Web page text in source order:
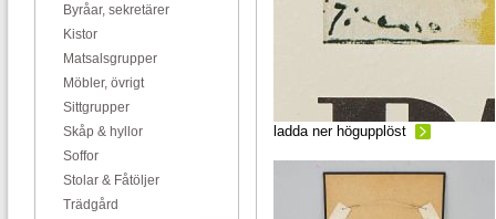
Byråar, sekretärer
Kistor
Matsalsgrupper
Möbler, övrigt
Sittgrupper
Skåp & hyllor
Soffor
Stolar & Fåtöljer
Trädgård
ladda ner högupplöst